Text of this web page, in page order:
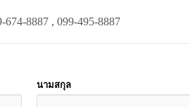
674-8887 , 099-495-8887
นามสกุล